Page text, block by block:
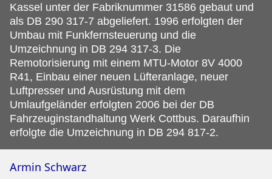
Kassel unter der Fabriknummer 31586 gebaut und
als DB 290 317-7 abgeliefert. 1996 erfolgten der
Umbau mit Funkfernsteuerung und die
Umzeichnung in DB 294 317-3. Die
Remotorisierung mit einem MTU-Motor 8V 4000
R41, Einbau einer neuen Lüfteranlage, neuer
Luftpresser und Ausrüstung mit dem
Umlaufgeländer erfolgten 2006 bei der DB
Fahrzeuginstandhaltung Werk Cottbus. Daraufhin
erfolgte die Umzeichnung in DB 294 817-2.
Armin Schwarz